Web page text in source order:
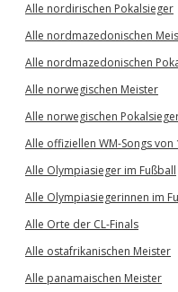
Alle nordirischen Pokalsieger
Alle nordmazedonischen
Alle nordmazedonischen
Alle norwegischen Meister
Alle norwegischen
Alle offiziellen WM-Songs von
Alle Olympiasieger im Fußball
Alle Olympiasiegerinnen im
Alle Orte der CL-Finals
Alle ostafrikanischen Meister
Alle panamaischen Meister